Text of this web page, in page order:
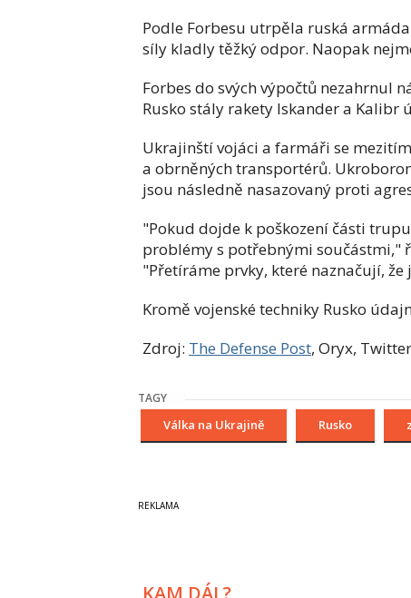
Podle Forbesu utrpěla ruská
síly kladly těžký odpor. Naopak
Forbes do svých výpočtů nezahrnul
Rusko stály rakety Iskander a
Ukrajinští vojáci a farmáři se
a obrněných transportérů.
jsou následně nasazovaný proti
"Pokud dojde k poškození části
problémy s potřebnými součástmi,"
"Přetíráme prvky, které naznačují, že
Kromě vojenské techniky Rusko
Zdroj: The Defense Post, Oryx, Twitter
TAGY
Válka na Ukrajině Rusko
KAM DÁL?